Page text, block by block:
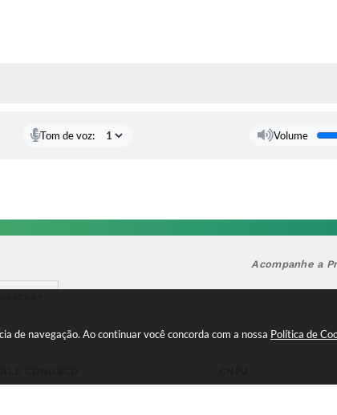
de navegação. Ao continuar você concorda com a nossa Política de
Tom de voz: Volume
Acompanhe a
para contato: 17.888.090/0001-00